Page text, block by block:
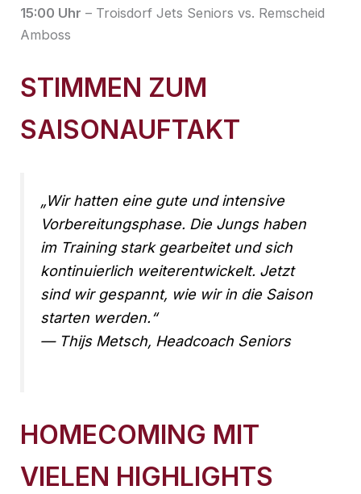
15:00 Uhr – Troisdorf Jets Seniors vs. Remscheid
Amboss
STIMMEN ZUM
SAISONAUFTAKT
„Wir hatten eine gute und intensive
Vorbereitungsphase. Die Jungs haben
im Training stark gearbeitet und sich
kontinuierlich weiterentwickelt. Jetzt
sind wir gespannt, wie wir in die Saison
starten werden.“
— Thijs Metsch, Headcoach Seniors
HOMECOMING MIT
VIELEN HIGHLIGHTS